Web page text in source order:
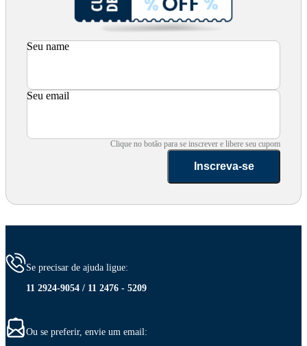
Seu name
Seu email
Clique no botão para se inscrever e libere seu cupom
Inscreva-se
Se precisar de ajuda ligue:
11 2924-9054 / 11 2476 - 5209
Ou se preferir, envie um email: